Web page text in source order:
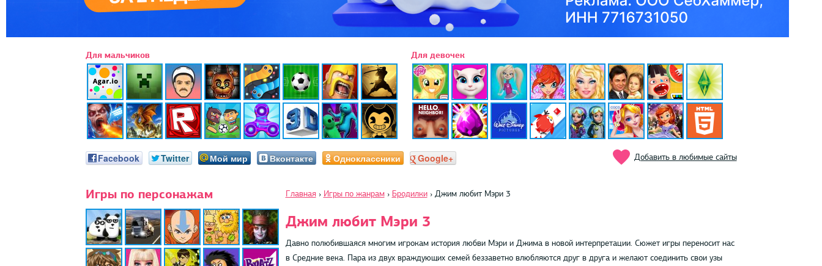
Для мальчиков Для девочек
Facebook Twitter Мой мир Вконтакте Одноклассники Google+ Добавить в любимые сайты
Игры по персонажам Главная › Игры по жанрам › Бродилки › Джим любит Мэри 3
Джим любит Мэри 3
Давно полюбившаяся многим игрокам история любви Мэри и Джима в новой интерпретации. Сюжет игры переносит нас
в Средние века. Пара из двух враждующих семей беззаветно влюбляются друг в друга и желают соединить свои узы